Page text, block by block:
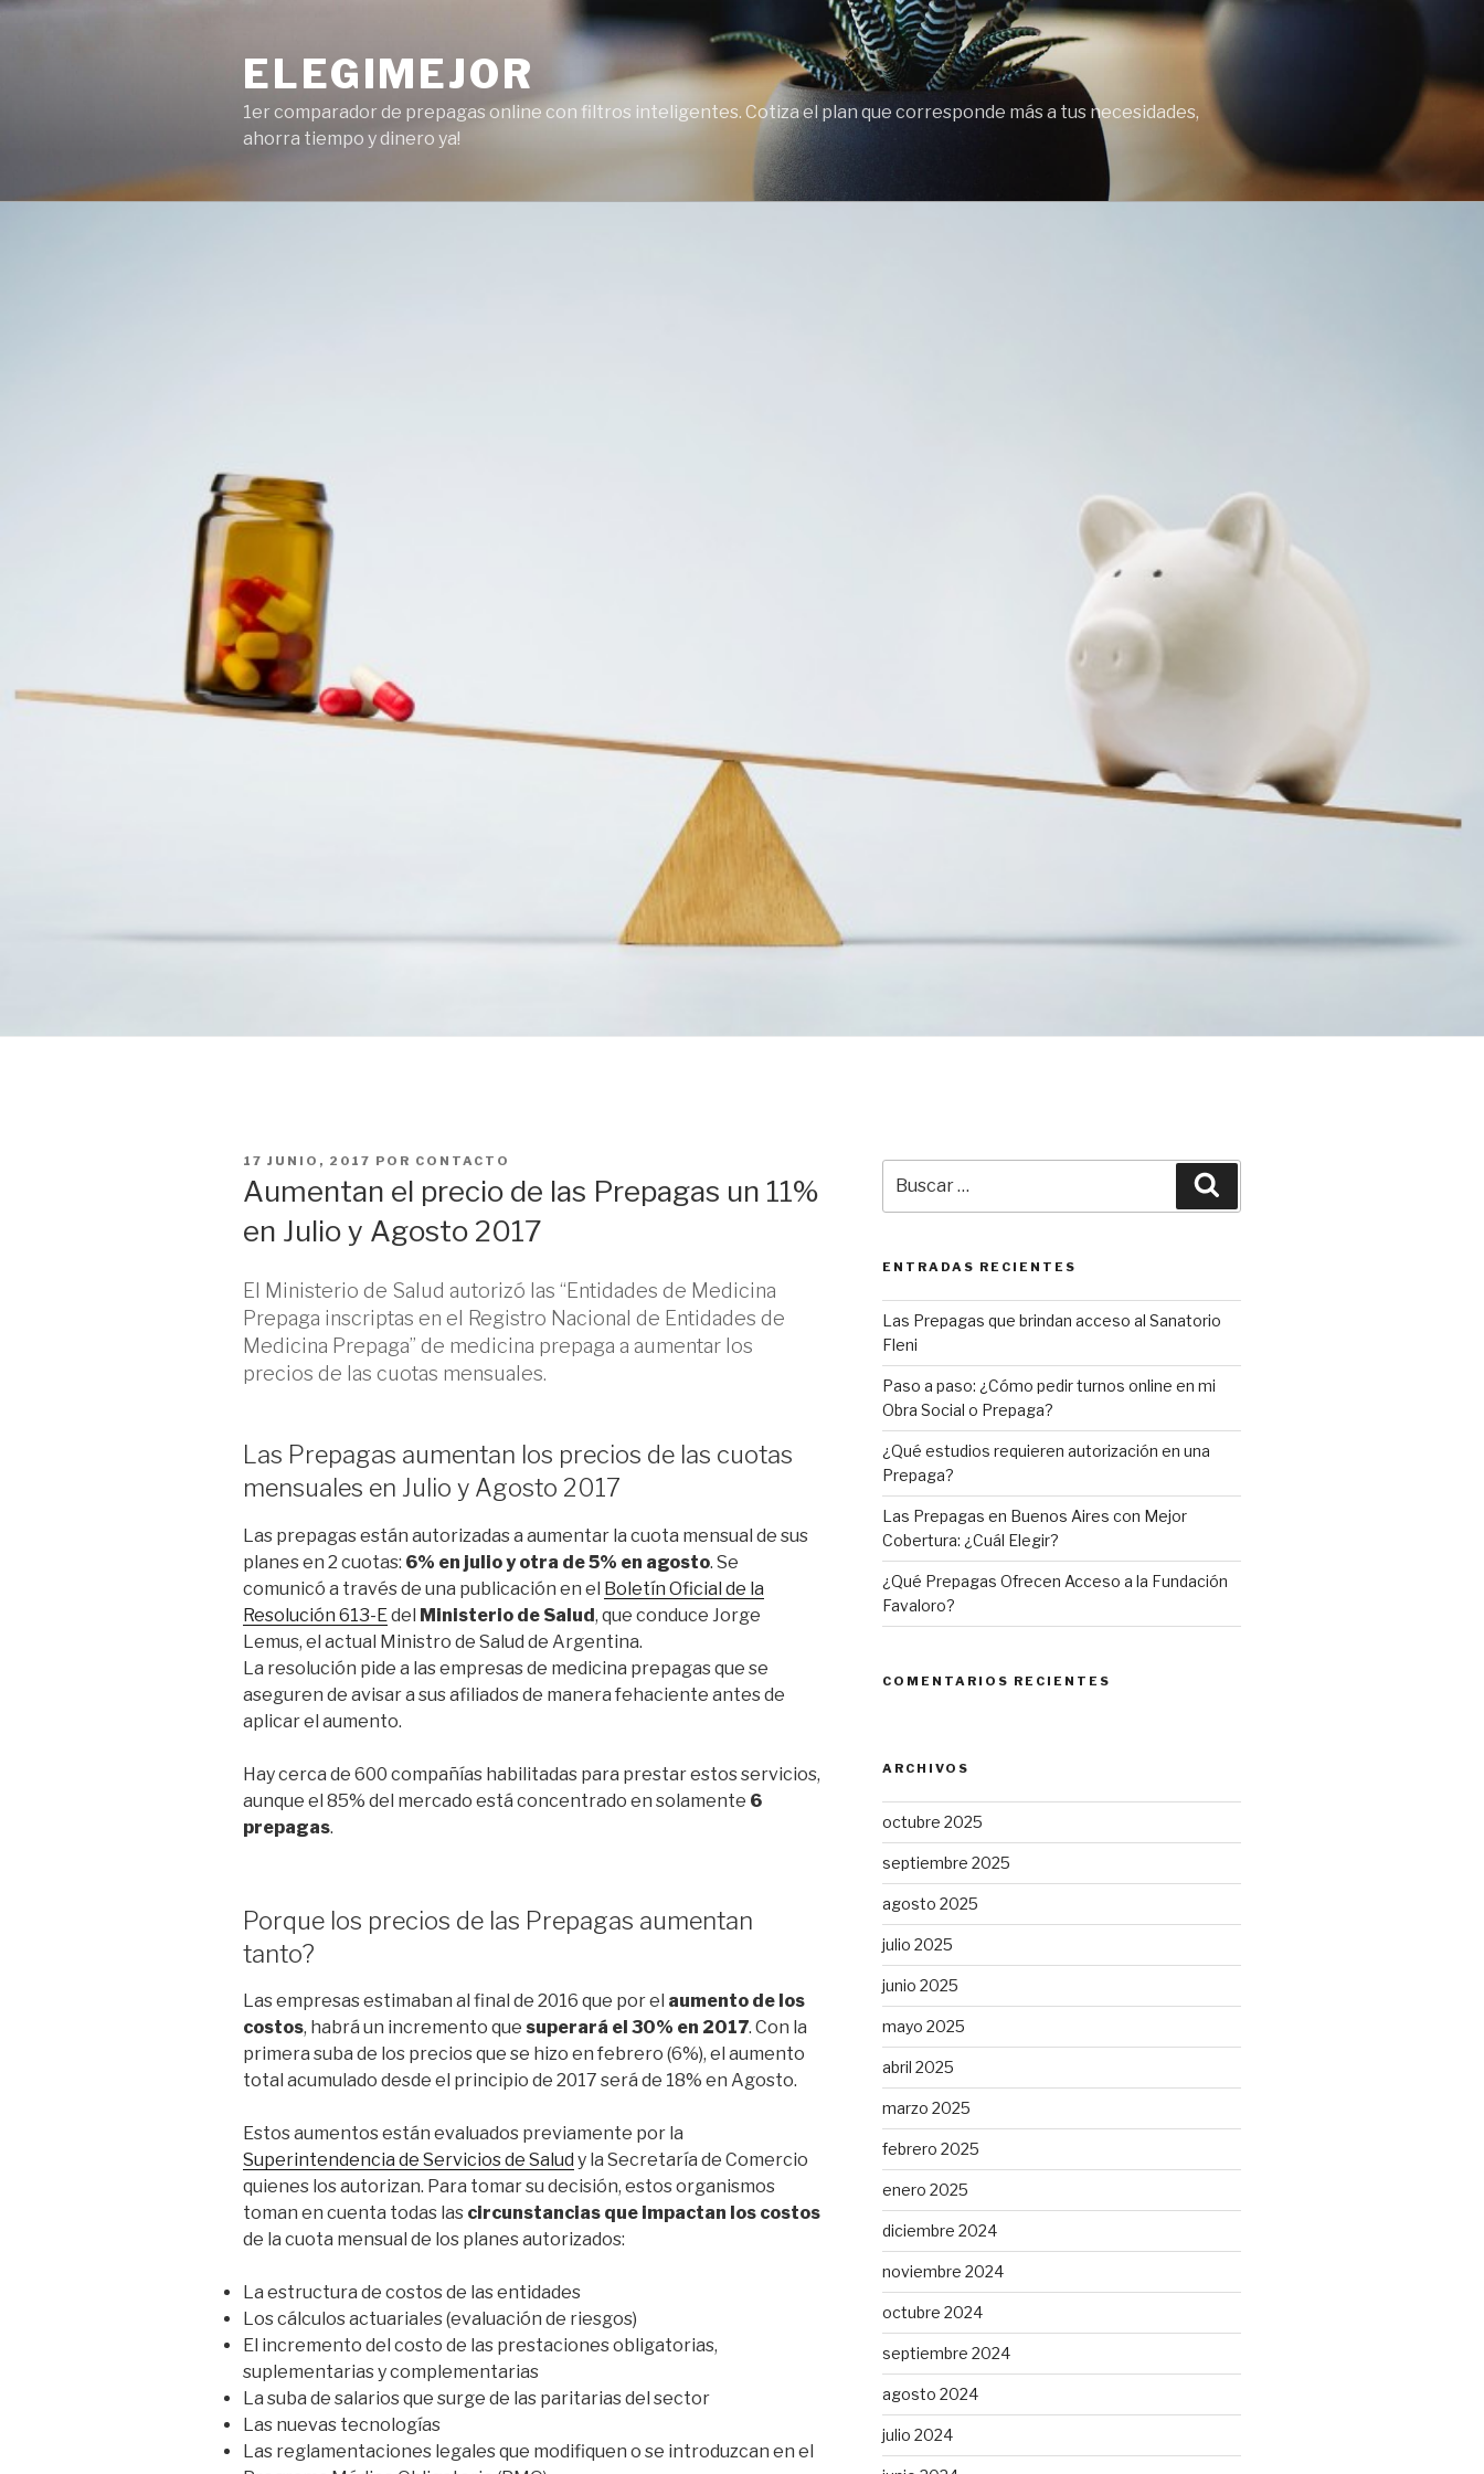
Ir
ELEGIMEJOR
1er comparador de prepagas online con filtros inteligentes. Cotiza el plan que corresponde más a tus necesidades,
ahorra tiempo y dinero ya!
PUBLICADO
17 JUNIO, 2017 POR CONTACTO
Aumentan el precio de las Prepagas un 11%
en Julio y Agosto 2017
El Ministerio de Salud autorizó las “Entidades de Medicina
Prepaga inscriptas en el Registro Nacional de Entidades de
Medicina Prepaga” de medicina prepaga a aumentar los
precios de las cuotas mensuales.
Las Prepagas aumentan los precios de las cuotas
mensuales en Julio y Agosto 2017
Las prepagas están autorizadas a aumentar la cuota mensual de sus
planes en 2 cuotas: 6% en julio y otra de 5% en agosto. Se
comunicó a través de una publicación en el Boletín Oficial de la
Resolución 613-Edel Ministerio de Salud, que conduce Jorge
Lemus, el actual Ministro de Salud de Argentina.
La resolución pide a las empresas de medicina prepagas que se
aseguren de avisar a sus afiliados de manera fehaciente antes de
aplicar el aumento.
Hay cerca de 600 compañías habilitadas para prestar estos servicios,
aunque el 85% del mercado está concentrado en solamente 6
prepagas.
Porque los precios de las Prepagas aumentan
tanto?
Las empresas estimaban al final de 2016 que por el aumento de los
costos, habrá un incremento que superará el 30% en 2017. Con la
primera suba de los precios que se hizo en febrero (6%), el aumento
total acumulado desde el principio de 2017 será de 18% en Agosto.
Estos aumentos están evaluados previamente por la
Superintendencia de Servicios de Salud y la Secretaría de Comercio
quienes los autorizan. Para tomar su decisión, estos organismos
toman en cuenta todas las circunstancias que impactan los costos
de la cuota mensual de los planes autorizados:
La estructura de costos de las entidades
Los cálculos actuariales (evaluación de riesgos)
El incremento del costo de las prestaciones obligatorias,
suplementarias y complementarias
La suba de salarios que surge de las paritarias del sector
Las nuevas tecnologías
Las reglamentaciones legales que modifiquen o se introduzcan en el
por:
ENTRADAS RECIENTES
Las Prepagas que brindan acceso al Sanatorio
Fleni
Paso a paso: ¿Cómo pedir turnos online en mi
Obra Social o Prepaga?
¿Qué estudios requieren autorización en una
Prepaga?
Las Prepagas en Buenos Aires con Mejor
Cobertura: ¿Cuál Elegir?
¿Qué Prepagas Ofrecen Acceso a la Fundación
Favaloro?
COMENTARIOS RECIENTES
ARCHIVOS
octubre 2025
septiembre 2025
agosto 2025
julio 2025
junio 2025
mayo 2025
abril 2025
marzo 2025
febrero 2025
enero 2025
diciembre 2024
noviembre 2024
octubre 2024
septiembre 2024
agosto 2024
julio 2024